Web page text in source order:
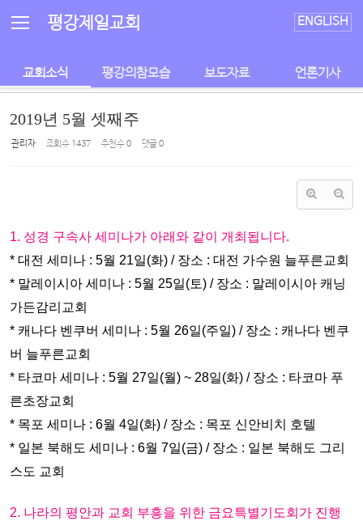
평강제일교회 ENGLISH
교회소식 평강의참모습 보도자료 언론기사
2019년 5월 셋째주
관리자 조회 수 1437 추천 수0 댓글0
1. 성경 구속사 세미나가 아래와 같이 개최됩니다.
* 대전 세미나 : 5월 21일(화) / 장소 : 대전 가수원 늘푸른교회
* 말레이시아 세미나 : 5월 25일(토) / 장소 : 말레이시아 캐닝
가든감리교회
* 캐나다 벤쿠버 세미나 : 5월 26일(주일) / 장소 : 캐나다 벤쿠
버 늘푸른교회
* 타코마 세미나 : 5월 27일(월) ~ 28일(화) / 장소 : 타코마 푸
른초장교회
* 목포 세미나 : 6월 4일(화) / 장소 : 목포 신안비치 호텔
* 일본 북해도 세미나 : 6월 7일(금) / 장소 : 일본 북해도 그리
스도 교회
2. 나라의 평안과 교회 부흥을 위한 금요특별기도회가 진행